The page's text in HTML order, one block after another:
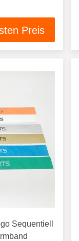
Preis
Sequentiell